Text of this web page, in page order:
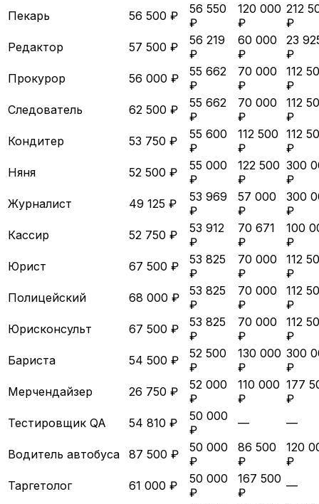
Пекарь
56 500 ₽
56 550
₽
120 000
₽
212
₽
Редактор
57 500 ₽
56 219
₽
60 000
₽
23
₽
Прокурор
56 000 ₽
55 662
₽
70 000
₽
112
₽
Следователь
62 500 ₽
55 662
₽
70 000
₽
112
₽
Кондитер
53 750 ₽
55 600
₽
112 500
₽
112
₽
Няня
52 500 ₽
55 000
₽
122 500
₽
300
₽
Журналист
49 125 ₽
53 969
₽
57 000
₽
300
₽
Кассир
52 750 ₽
53 912
₽
70 671
₽
100
₽
Юрист
67 500 ₽
53 825
₽
70 000
₽
112
₽
Полицейский
68 000 ₽
53 825
₽
70 000
₽
112
₽
Юрисконсульт
67 500 ₽
53 825
₽
70 000
₽
112
₽
Бариста
54 500 ₽
52 500
₽
130 000
₽
300
₽
Мерчендайзер
26 750 ₽
52 000
₽
110 000
₽
177
₽
Тестировщик QA
54 810 ₽
50 000
₽
— —
Водитель автобуса 87 500 ₽
50 000
₽
86 500
₽
120
₽
Таргетолог
61 000 ₽
50 000
₽
167 500
₽
—